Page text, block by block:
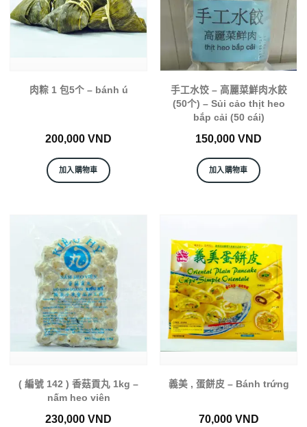
肉粽 1 包5个 – bánh ú
200,000 VND
加入購物車
手工水饺 – 高麗菜鮮肉水餃
(50个) – Sủi cảo thịt heo
bắp cải (50 cái)
150,000 VND
加入購物車
( 編號 142 ) 香菇貢丸 1kg –
nấm heo viên
230,000 VND
義美 , 蛋餅皮 – Bánh trứng
70,000 VND